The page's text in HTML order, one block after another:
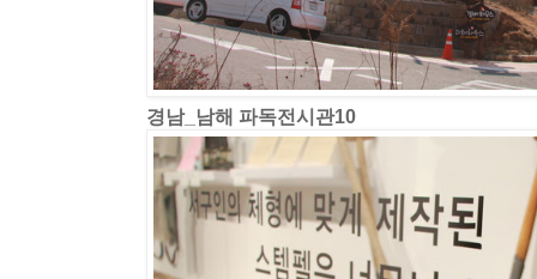
경남_남해 파독전시관10